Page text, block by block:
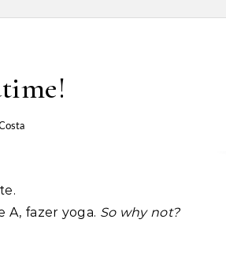
A, fazer yoga. So why not?